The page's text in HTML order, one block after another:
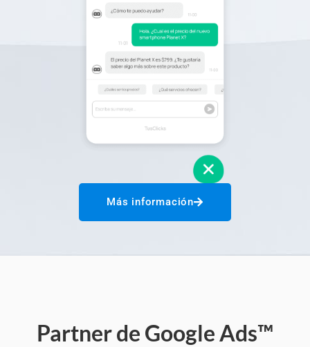
Más información
Partner de Google Ads™